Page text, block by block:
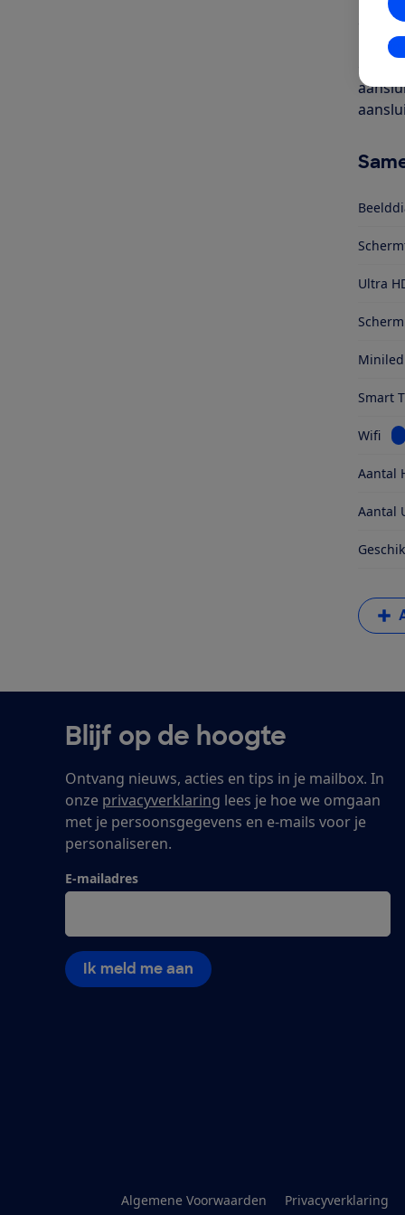
een
Ultra
Miniled
Smart
Wifi
Aantal
Aantal
Blijf op de hoogte
Ontvang nieuws, acties en tips in je mailbox. In
onze privacyverklaring lees je hoe we omgaan
met je persoonsgegevens en e-mails voor je
personaliseren.
E-mailadres
Ik meld me aan
Algemene Voorwaarden Privacyverklaring